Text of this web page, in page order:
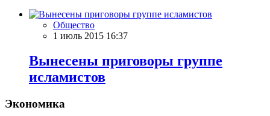
Общество
1 июль 2015 16:37
Вынесены приговоры группе
исламистов
Экономика